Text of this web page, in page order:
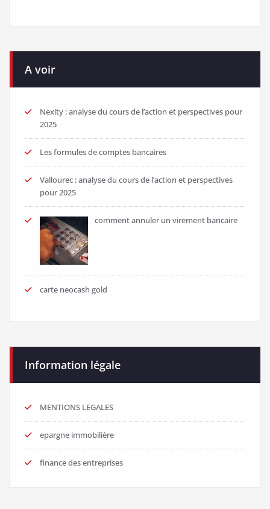
A voir
Nexity : analyse du cours de l’action et perspectives pour
2025
Les formules de comptes bancaires
Vallourec : analyse du cours de l’action et perspectives
pour 2025
comment annuler un virement bancaire
carte neocash gold
Information légale
MENTIONS LEGALES
epargne immobilière
finance des entreprises